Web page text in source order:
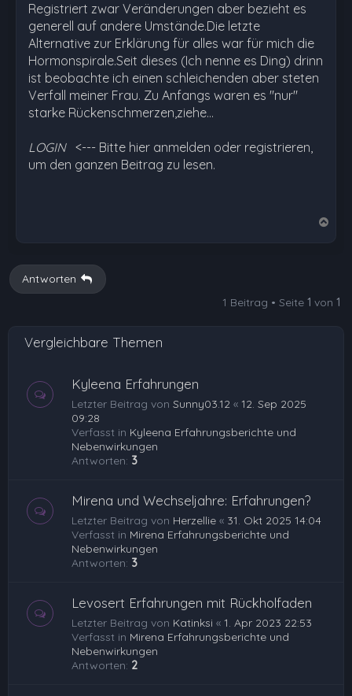
Registriert zwar Veränderungen aber bezieht es
generell auf andere Umstände.Die letzte
Alternative zur Erklärung für alles war für mich die
Hormonspirale.Seit dieses (Ich nenne es Ding) drinn
ist beobachte ich einen schleichenden aber steten
Verfall meiner Frau. Zu Anfangs waren es "nur"
starke Rückenschmerzen,ziehe…
LOGIN <--- Bitte hier anmelden oder registrieren,
um den ganzen Beitrag zu lesen.
b
Antworten
1 Beitrag • Seite 1 von 1
Vergleichbare Themen
Kyleena Erfahrungen
Letzter Beitrag von Sunny03.12 « 12. Sep 2025
09:28
Verfasst in Kyleena Erfahrungsberichte und
Nebenwirkungen
Antworten: 3
Mirena und Wechseljahre: Erfahrungen?
Letzter Beitrag von Herzellie « 31. Okt 2025 14:04
Verfasst in Mirena Erfahrungsberichte und
Nebenwirkungen
Antworten: 3
Levosert Erfahrungen mit Rückholfaden
Letzter Beitrag von Katinksi « 1. Apr 2023 22:53
Verfasst in Mirena Erfahrungsberichte und
Nebenwirkungen
Antworten: 2